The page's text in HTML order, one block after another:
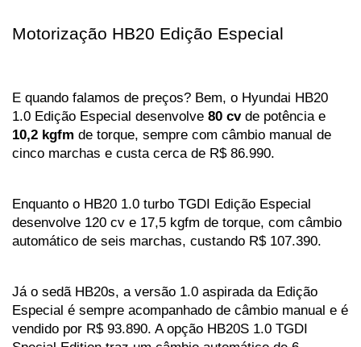
Motorização HB20 Edição Especial
E quando falamos de preços? Bem, o Hyundai HB20
1.0 Edição Especial desenvolve 80 cv
10,2 kgfm de torque, sempre com câmbio manual de
cinco marchas e custa cerca de R$ 86.990.
Enquanto o HB20 1.0 turbo TGDI Edição Especial
desenvolve 120 cv e 17,5 kgfm de torque, com câmbio
automático de seis marchas, custando R$ 107.390.
Já o sedã HB20s, a versão 1.0 aspirada da Edição
Especial é sempre acompanhado de câmbio manual e é
vendido por R$ 93.890. A opção HB20S 1.0 TGDI